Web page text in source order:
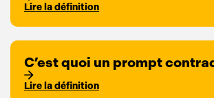
Lire la définition
C’est quoi un prompt
Lire la définition